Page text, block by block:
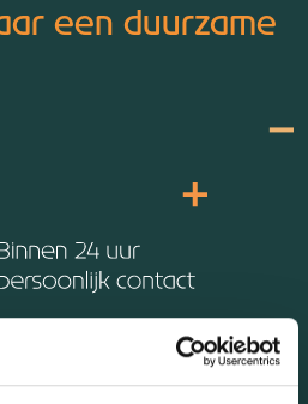
een duurzame